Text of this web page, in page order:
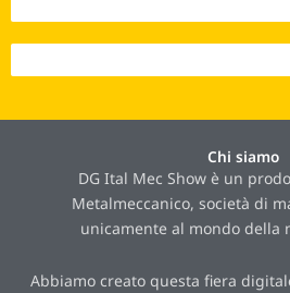
Chi siamo
DG Ital Mec Show è un
Metalmeccanico, società di
unicamente al mondo della
Abbiamo creato questa fiera